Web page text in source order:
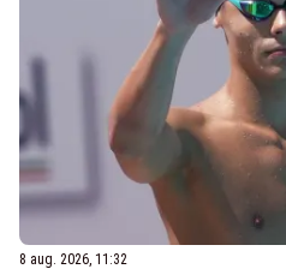
8 aug. 2026, 11:32